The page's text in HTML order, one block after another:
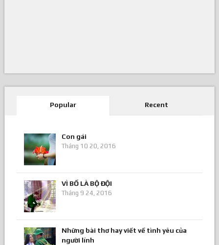
Popular Recent
Con gái
Tháng 10 20, 2016
VÌ BỐ LÀ BỘ ĐỘI
Tháng 9 24, 2016
Những bài thơ hay viết về tình yêu của
người lính